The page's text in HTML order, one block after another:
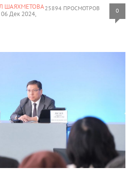
25894 ПРОСМОТРОВ 0
ШАЯХМЕТОВА
06 Дек 2024,